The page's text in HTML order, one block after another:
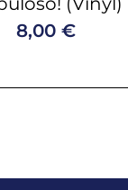
8,00 €